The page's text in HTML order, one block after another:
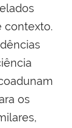
contexto.
os